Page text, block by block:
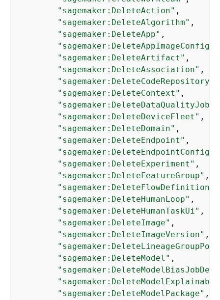
"sagemaker:DeleteAction" ,
"sagemaker:DeleteAlgorithm" ,
"sagemaker:DeleteApp" ,
"sagemaker:DeleteAppImageConfig"
"sagemaker:DeleteArtifact" ,
"sagemaker:DeleteAssociation" ,
"sagemaker:DeleteCodeRepository"
"sagemaker:DeleteContext" ,
"sagemaker:DeleteDeviceFleet" ,
"sagemaker:DeleteDomain" ,
"sagemaker:DeleteEndpoint" ,
"sagemaker:DeleteEndpointConfig"
"sagemaker:DeleteExperiment" ,
"sagemaker:DeleteFeatureGroup" ,
"sagemaker:DeleteFlowDefinition"
"sagemaker:DeleteHumanLoop" ,
"sagemaker:DeleteHumanTaskUi" ,
"sagemaker:DeleteImage" ,
"sagemaker:DeleteImageVersion" ,
"sagemaker:DeleteModel" ,
"sagemaker:DeleteModelPackage" ,